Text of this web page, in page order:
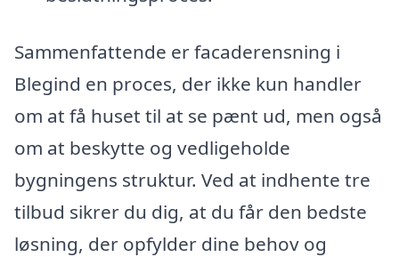
Sammenfattende er facaderensning i
Blegind en proces, der ikke kun handler
om at få huset til at se pænt ud, men også
om at beskytte og vedligeholde
bygningens struktur. Ved at indhente tre
tilbud sikrer du dig, at du får den bedste
løsning, der opfylder dine behov og